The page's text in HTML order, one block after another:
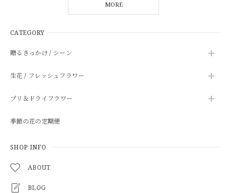
CATEGORY
贈るきっかけ / シーン
生花 / フレッシュフラワー
プリ＆ドライフラワー
季節の花の定期便
SHOP INFO
ABOUT
BLOG
MORE